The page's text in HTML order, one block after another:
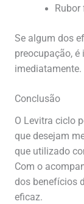
Rubor
Se algum dos
preocupação,
imediatamente.
Conclusão
O Levitra ciclo
que desejam
que utilizado
Com o
dos benefícios
eficaz.